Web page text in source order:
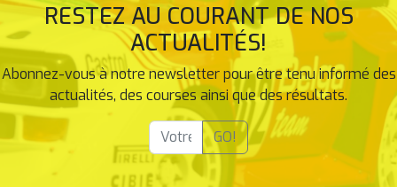
RESTEZ AU COURANT DE NOS
ACTUALITÉS!
Abonnez-vous à notre newsletter pour être tenu informé des
actualités, des courses ainsi que des résultats.
GO!